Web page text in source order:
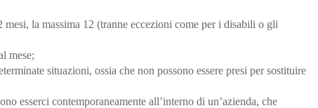
mesi, la massima 12 (tranne eccezioni come per i disabili o gli
mese;
situazioni, ossia che non possono essere presi persostituire
esserci contemporaneamente all’interno di un’azienda, che